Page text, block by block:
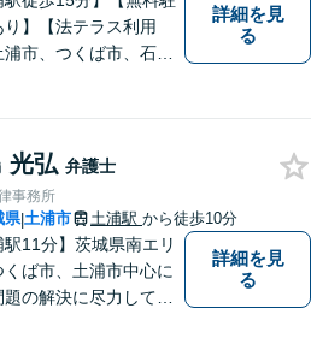
り】【法テラス利用
市、つくば市、石岡
詳細を見
る
光弘 弁護士
事務所
県|土浦市 土浦駅 から徒歩10分
駅11分】茨城県南エリ
くば市、土浦市中心に
の解決に尽力してお
詳細を見
る